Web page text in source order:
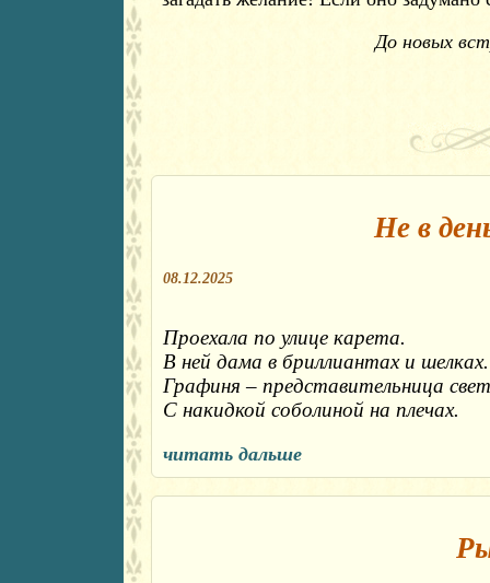
До новых
Не в
08.12.2025
Проехала по улице карета.
В ней дама в бриллиантах и шелках.
Графиня – представительница
С накидкой соболиной на плечах.
читать дальше